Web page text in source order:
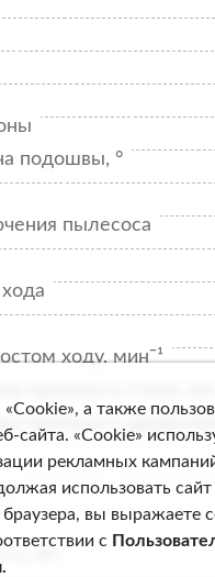
подошвы, °
пылесоса
ходу, минˉ¹
пропила в
Вт
а также
сайта. «Cookie»
рекламных
использовать сайт
вы выражаете
с
.